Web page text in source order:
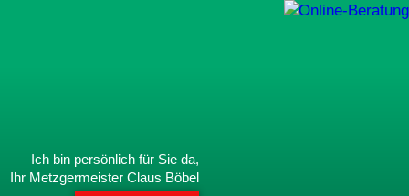
Ich bin persönlich für Sie da,
Ihr Metzgermeister Claus Böbel